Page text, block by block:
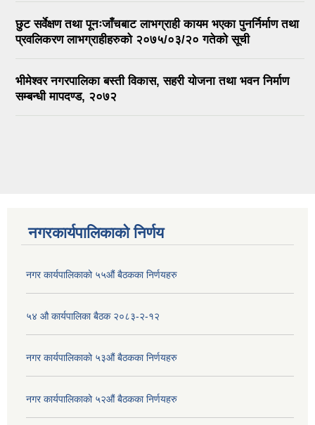
छुट सर्वेक्षण तथा पूनःजाँचबाट लाभग्राही कायम भएका पुनर्निर्माण तथा
प्रवलिकरण लाभग्राहीहरुको २०७५/०३/२० गतेको सूची
भीमेश्वर नगरपालिका बस्ती विकास, सहरी योजना तथा भवन निर्माण
सम्बन्धी मापदण्ड, २०७२
नगरकार्यपालिकाको निर्णय
नगर कार्यपालिकाको ५५औं बैठकका निर्णयहरु
५४ औ कार्यपालिका बैठक २०८३-२-१२
नगर कार्यपालिकाको ५३औं बैठकका निर्णयहरु
नगर कार्यपालिकाको ५२औं बैठकका निर्णयहरु